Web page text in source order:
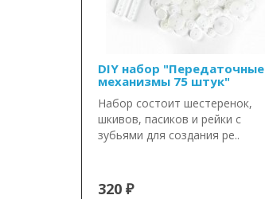
DIY набор "Передаточные
механизмы 75 штук"
Набор состоит шестеренок,
шкивов, пасиков и рейки с
зубьями для создания ре..
320 ₽